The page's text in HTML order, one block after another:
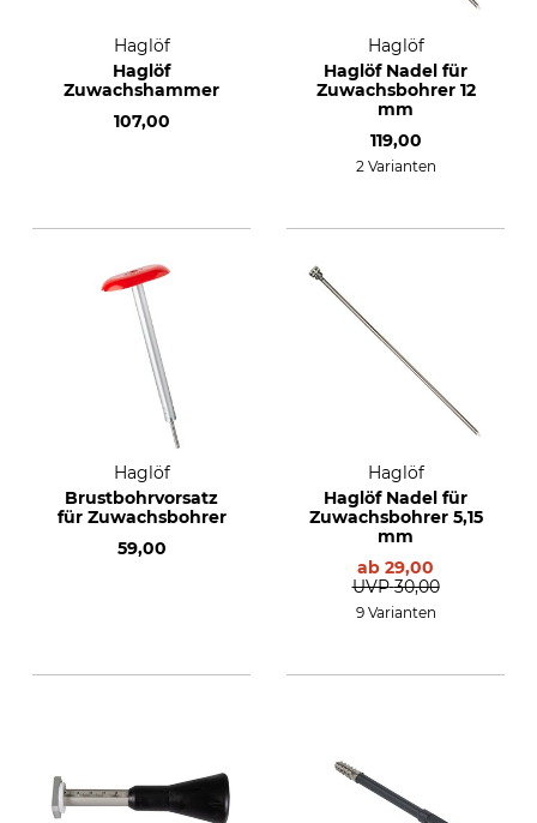
Haglöf
Haglöf
Zuwachshammer
107,00
Haglöf
Haglöf Nadel für
Zuwachsbohrer 12
mm
119,00
2 Varianten
Haglöf
Brustbohrvorsatz
für Zuwachsbohrer
59,00
Haglöf
Haglöf Nadel für
Zuwachsbohrer 5,15
mm
ab 29,00
UVP 30,00
9 Varianten